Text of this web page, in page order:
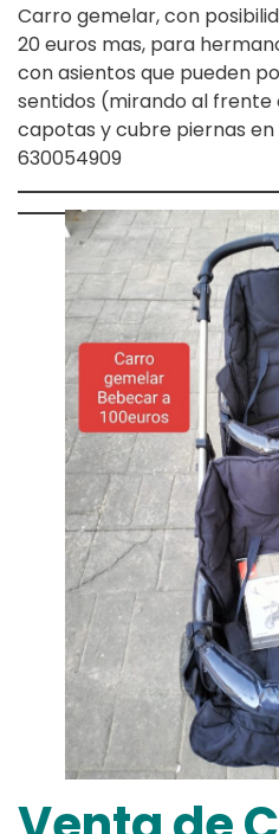
Carro gemelar, con
20 euros mas, para
con asientos que pueden
sentidos (mirando al frente
capotas y cubre piernas en
630054909